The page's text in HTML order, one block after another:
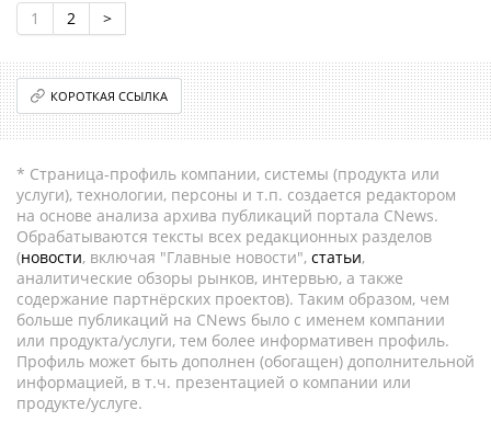
1 2 >
КОРОТКАЯ ССЫЛКА
* Страница-профиль компании, системы (продукта или
услуги), технологии, персоны и т.п. создается редактором
на основе анализа архива публикаций портала CNews.
Обрабатываются тексты всех редакционных разделов
(новости, включая "Главные новости", статьи,
аналитические обзоры рынков, интервью, а также
содержание партнёрских проектов). Таким образом, чем
больше публикаций на CNews было с именем компании
или продукта/услуги, тем более информативен профиль.
Профиль может быть дополнен (обогащен) дополнительной
информацией, в т.ч. презентацией о компании или
продукте/услуге.